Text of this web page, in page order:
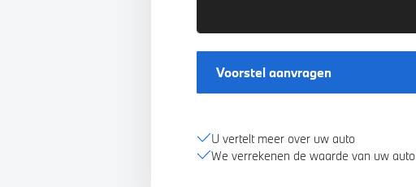
Voorstel aanvragen
U vertelt meer over uw auto
We verrekenen de waarde van uw auto